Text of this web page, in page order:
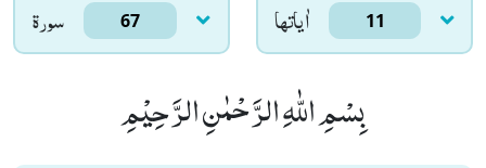
سورۃ 67 اٰياتها 11
بِسْمِ اللّٰهِ الرَّحْمٰنِ الرَّحِیْمِ